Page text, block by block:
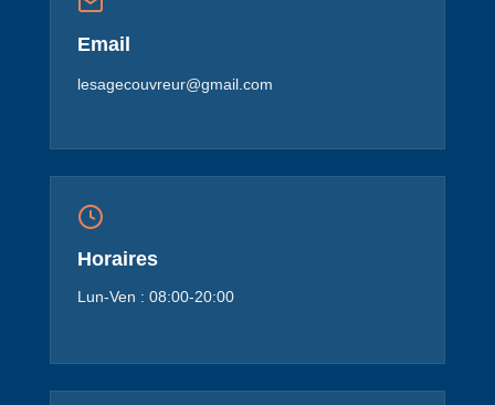
Email
lesagecouvreur@gmail.com
Horaires
Lun-Ven : 08:00-20:00